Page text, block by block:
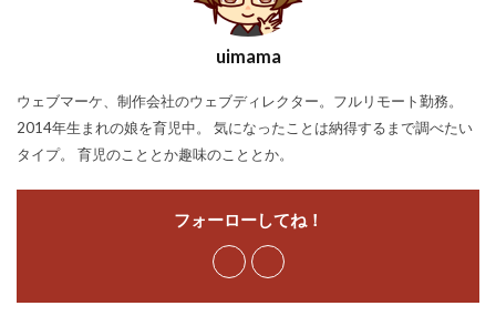
uimama
ウェブマーケ、制作会社のウェブディレクター。フルリモート勤務。
2014年生まれの娘を育児中。 気になったことは納得するまで調べたい
タイプ。 育児のこととか趣味のこととか。
フォーローしてね！